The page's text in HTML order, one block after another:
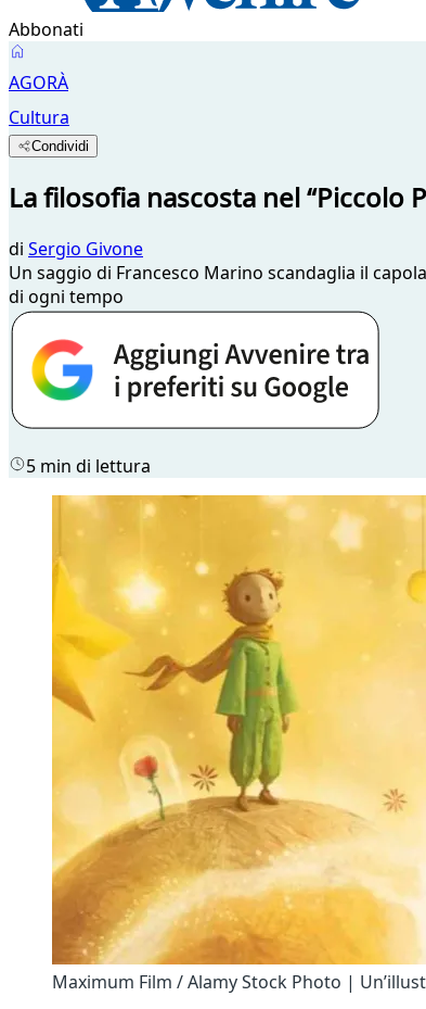
Abbonati
AGORÀ
Cultura
Condividi
La filosofia nascosta nel “Piccolo
di Sergio Givone
Un saggio di Francesco Marino scandaglia il
di ogni tempo
5 min di lettura
Maximum Film / Alamy Stock Photo |